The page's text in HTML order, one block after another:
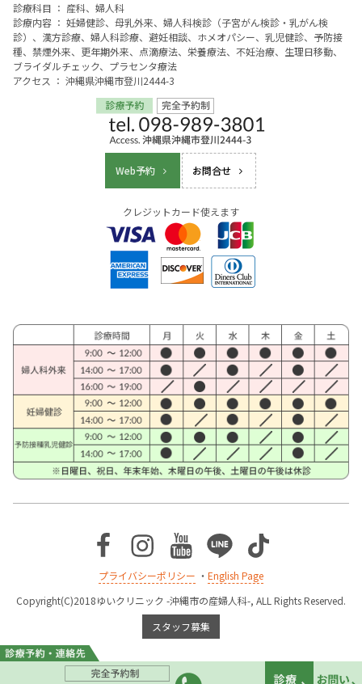
診療科目 ： 産科、婦人科
診療内容 ： 妊婦健診、母乳外来、婦人科検診（子宮がん検診・乳がん検
診）、漢方診療、婦人科診療、避妊相談、ホメオパシー、乳児健診、予防接
種、禁煙外来、更年期外来、点滴療法、栄養療法、不妊治療、生理日移動、
ブライダルチェック、プラセンタ療法
アクセス ： 沖縄県沖縄市登川2444-3
Web予約 お問合せ
クレジットカード使えます
Facebook
Instagram
Youtube
LineTikTok
プライバシーポリシー ・ English Page
Copyright(C)2018ゆいクリニック -沖縄市の産婦人科-, ALL Rights Reserved.
スタッフ募集